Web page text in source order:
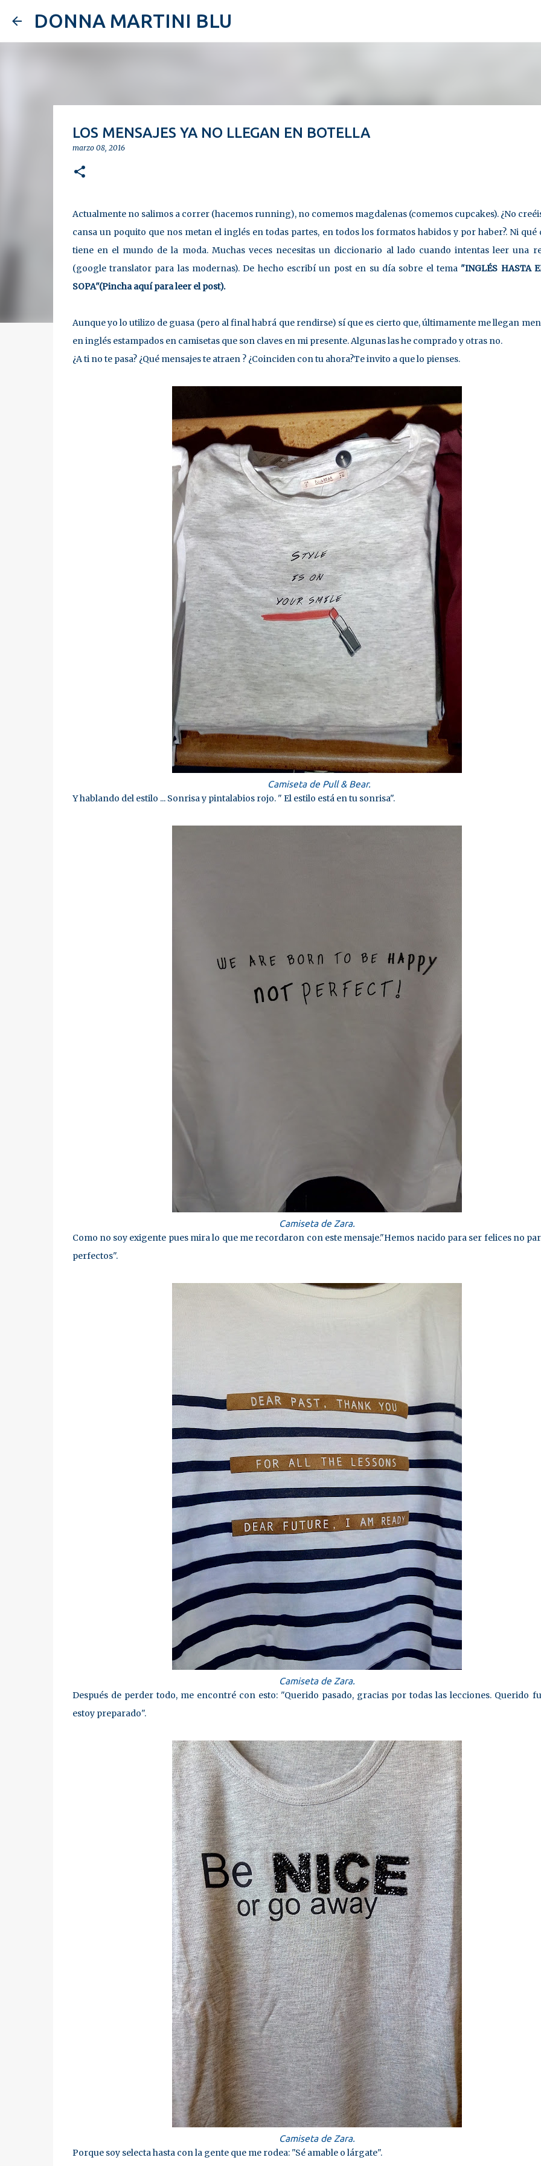
DONNA MARTINI BLU
LOS MENSAJES YA NO LLEGAN EN BOTELLA
marzo 08, 2016
Actualmente no salimos a correr (hacemos running), no comemos magdalenas (comemos cupcakes). ¿No
cansa un poquito que nos metan el inglés en todas partes, en todos los formatos habidos y por haber?. Ni qué
tiene en el mundo de la moda. Muchas veces necesitas un diccionario al lado cuando intentas leer una
(google translator para las modernas). De hecho escribí un post en su día sobre el tema "INGLÉS HASTA
SOPA"(Pincha aquí para leer el post).
Aunque yo lo utilizo de guasa (pero al final habrá que rendirse) sí que es cierto que, últimamente me llegan
en inglés estampados en camisetas que son claves en mi presente. Algunas las he comprado y otras no.
¿A ti no te pasa? ¿Qué mensajes te atraen ? ¿Coinciden con tu ahora?Te invito a que lo pienses.
Camiseta de Pull & Bear.
Y hablando del estilo ... Sonrisa y pintalabios rojo. " El estilo está en tu sonrisa".
Camiseta de Zara.
Como no soy exigente pues mira lo que me recordaron con este mensaje."Hemos nacido para ser felices no
perfectos".
Camiseta de Zara.
Después de perder todo, me encontré con esto: "Querido pasado, gracias por todas las lecciones. Querido
estoy preparado".
Camiseta de Zara.
Porque soy selecta hasta con la gente que me rodea: "Sé amable o lárgate".